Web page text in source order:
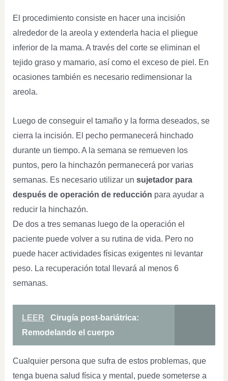
El procedimiento consiste en hacer una incisión
alrededor de la areola y extenderla hacia el pliegue
inferior de la mama. A través del corte se eliminan el
tejido graso y mamario, así como el exceso de piel. En
ocasiones también es necesario redimensionar la
areola.
Luego de conseguir el tamaño y la forma deseados, se
cierra la incisión. El pecho permanecerá hinchado
durante un tiempo. A la semana se remueven los
puntos, pero la hinchazón permanecerá por varias
semanas. Es necesario utilizar un sujetador para
después de operación de reducción para ayudar a
reducir la hinchazón.
De dos a tres semanas luego de la operación el
paciente puede volver a su rutina de vida. Pero no
puede hacer actividades físicas exigentes ni levantar
peso. La recuperación total llevará al menos 6
semanas.
LEER
Cirugía post-bariátrica:
Remodelando el cuerpo
Cualquier persona que sufra de estos problemas, que
tenga buena salud física y mental, puede someterse a